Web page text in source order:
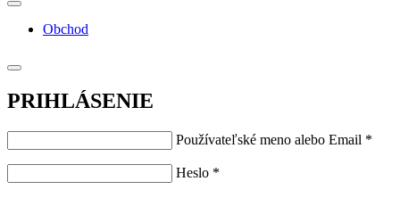
Obchod
PRIHLÁSENIE
Používateľské meno alebo Email *
Heslo *